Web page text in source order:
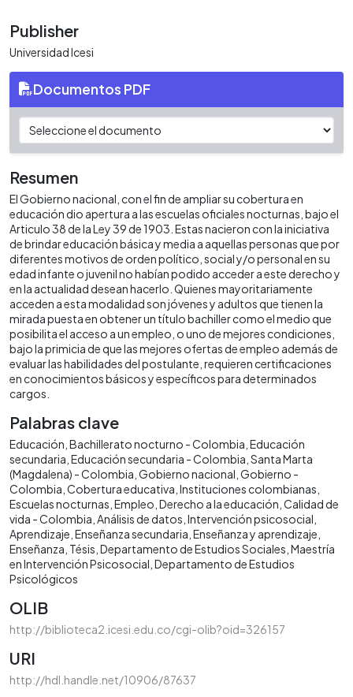
Publisher
Universidad Icesi
Documentos PDF
Resumen
El Gobierno nacional, con el fin de ampliar su cobertura en
educación dio apertura a las escuelas oficiales nocturnas, bajo el
Articulo 38 de la Ley 39 de 1903. Estas nacieron con la iniciativa
de brindar educación básica y media a aquellas personas que por
diferentes motivos de orden político, social y/o personal en su
edad infante o juvenil no habían podido acceder a este derecho y
en la actualidad desean hacerlo. Quienes mayoritariamente
acceden a esta modalidad son jóvenes y adultos que tienen la
mirada puesta en obtener un título bachiller como el medio que
posibilita el acceso a un empleo, o uno de mejores condiciones,
bajo la primicia de que las mejores ofertas de empleo además de
evaluar las habilidades del postulante, requieren certificaciones
en conocimientos básicos y específicos para determinados
cargos.
Palabras clave
Educación Bachillerato nocturno - Colombia Educación
secundaria Educación secundaria - Colombia Santa Marta
(Magdalena) - Colombia Gobierno nacional Gobierno -
Colombia Cobertura educativa Instituciones colombianas
Escuelas nocturnas Empleo Derecho a la educación Calidad de
vida - Colombia Análisis de datos Intervención psicosocial
Aprendizaje Enseñanza secundaria Enseñanza y aprendizaje
Enseñanza Tésis Departamento de Estudios Sociales Maestría
en Intervención Psicosocial Departamento de Estudios
Psicológicos
OLIB
http://biblioteca2.icesi.edu.co/cgi-olib?oid=326157
URI
http://hdl.handle.net/10906/87637